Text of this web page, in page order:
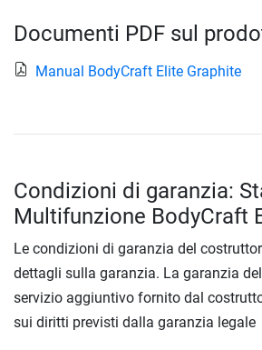
Documenti PDF sul
Manual BodyCraft Elite Graphite
Condizioni di garanzia:
Multifunzione BodyCraft
Le condizioni di garanzia del
dettagli sulla garanzia. La garanzia
servizio aggiuntivo fornito dal
sui diritti previsti dalla garanzia legale